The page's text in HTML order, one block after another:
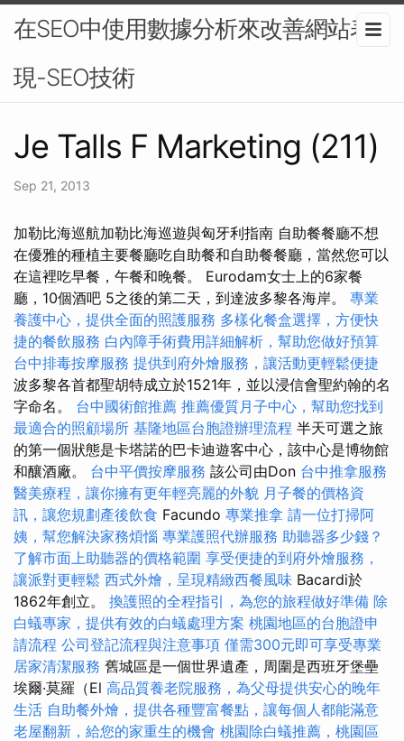
在SEO中使用數據分析來改善網站表
現-SEO技術
Je Talls F Marketing (211)
Sep 21, 2013
加勒比海巡航加勒比海巡遊與匈牙利指南 自助餐餐廳不想
在優雅的種植主要餐廳吃自助餐和自助餐餐廳，當然您可以
在這裡吃早餐，午餐和晚餐。 Eurodam女士上的6家餐
廳，10個酒吧 5之後的第二天，到達波多黎各海岸。 專業
養護中心，提供全面的照護服務 多樣化餐盒選擇，方便快
捷的餐飲服務 白內障手術費用詳細解析，幫助您做好預算
台中排毒按摩服務 提供到府外燴服務，讓活動更輕鬆便捷
波多黎各首都聖胡特成立於1521年，並以浸信會聖約翰的名
字命名。 台中國術館推薦 推薦優質月子中心，幫助您找到
最適合的照顧場所 基隆地區台胞證辦理流程 半天可選之旅
的第一個狀態是卡塔諾的巴卡迪遊客中心，該中心是博物館
和釀酒廠。 台中平價按摩服務 該公司由Don 台中推拿服務
醫美療程，讓你擁有更年輕亮麗的外貌 月子餐的價格資
訊，讓您規劃產後飲食 Facundo 專業推拿 請一位打掃阿
姨，幫您解決家務煩惱 專業護照代辦服務 助聽器多少錢？
了解市面上助聽器的價格範圍 享受便捷的到府外燴服務，
讓派對更輕鬆 西式外燴，呈現精緻西餐風味 Bacardi於
1862年創立。 換護照的全程指引，為您的旅程做好準備 除
白蟻專家，提供有效的白蟻處理方案 桃園地區的台胞證申
請流程 公司登記流程與注意事項 僅需300元即可享受專業
居家清潔服務 舊城區是一個世界遺產，周圍是西班牙堡壘
埃爾·莫羅（El 高品質養老院服務，為父母提供安心的晚年
生活 自助餐外燴，提供各種豐富餐點，讓每個人都能滿意
老屋翻新，給您的家重生的機會 桃園除白蟻推薦，桃園區